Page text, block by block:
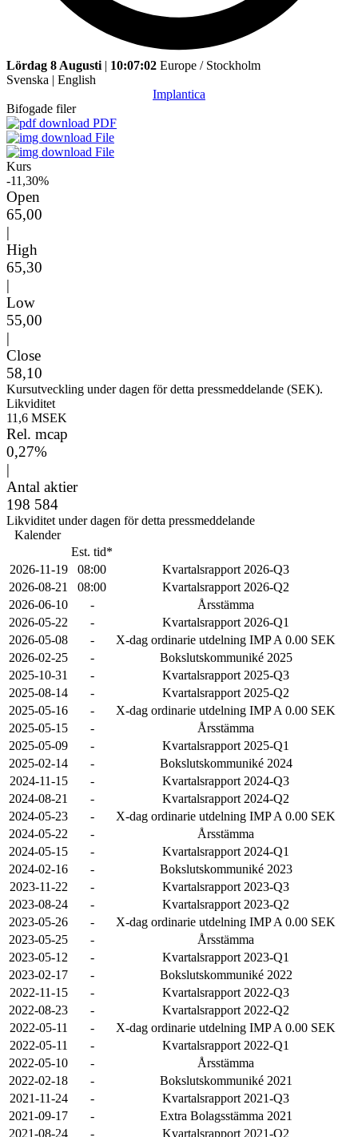
Lördag 8 Augusti | 10:07:02 Europe / Stockholm
Svenska | English
Implantica
Bifogade filer
PDF
File
File
Kurs
-11,30%
Open
65,00
|
High
65,30
|
Low
55,00
|
Close
58,10
Kursutveckling under dagen för detta pressmeddelande (SEK).
Likviditet
11,6 MSEK
Rel. mcap
0,27%
|
Antal aktier
198 584
Likviditet under dagen för detta pressmeddelande
Kalender
Est. tid*
2026-11-19
08:00
Kvartalsrapport 2026-Q3
2026-08-21
08:00
Kvartalsrapport 2026-Q2
2026-06-10
-
Årsstämma
2026-05-22
-
Kvartalsrapport 2026-Q1
2026-05-08
-
X-dag ordinarie utdelning IMP A 0.00 SEK
2026-02-25
-
Bokslutskommuniké 2025
2025-10-31
-
Kvartalsrapport 2025-Q3
2025-08-14
-
Kvartalsrapport 2025-Q2
2025-05-16
-
X-dag ordinarie utdelning IMP A 0.00 SEK
2025-05-15
-
Årsstämma
2025-05-09
-
Kvartalsrapport 2025-Q1
2025-02-14
-
Bokslutskommuniké 2024
2024-11-15
-
Kvartalsrapport 2024-Q3
2024-08-21
-
Kvartalsrapport 2024-Q2
2024-05-23
-
X-dag ordinarie utdelning IMP A 0.00 SEK
2024-05-22
-
Årsstämma
2024-05-15
-
Kvartalsrapport 2024-Q1
2024-02-16
-
Bokslutskommuniké 2023
2023-11-22
-
Kvartalsrapport 2023-Q3
2023-08-24
-
Kvartalsrapport 2023-Q2
2023-05-26
-
X-dag ordinarie utdelning IMP A 0.00 SEK
2023-05-25
-
Årsstämma
2023-05-12
-
Kvartalsrapport 2023-Q1
2023-02-17
-
Bokslutskommuniké 2022
2022-11-15
-
Kvartalsrapport 2022-Q3
2022-08-23
-
Kvartalsrapport 2022-Q2
2022-05-11
-
X-dag ordinarie utdelning IMP A 0.00 SEK
2022-05-11
-
Kvartalsrapport 2022-Q1
2022-05-10
-
Årsstämma
2022-02-18
-
Bokslutskommuniké 2021
2021-11-24
-
Kvartalsrapport 2021-Q3
2021-09-17
-
Extra Bolagsstämma 2021
2021-08-24
- Kvartalsrapport 2021-Q2